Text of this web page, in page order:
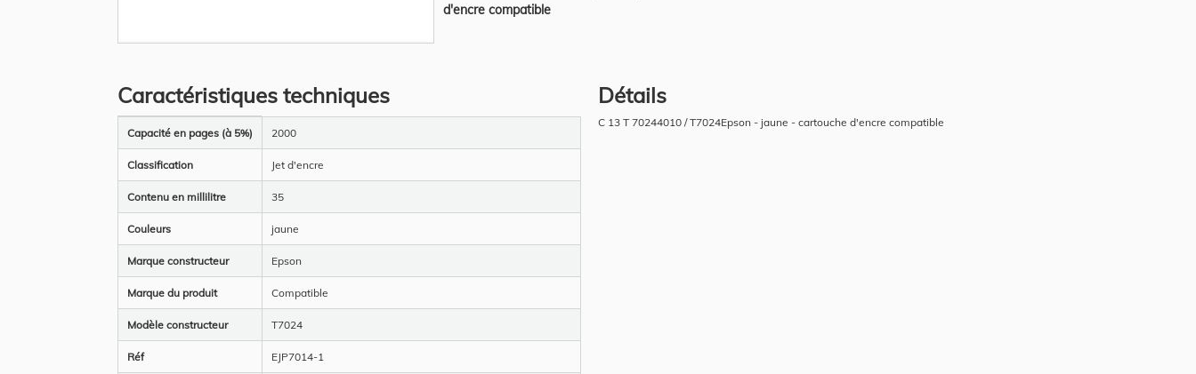
beginning
of
the
images
gallery
d'encre compatible
Caractéristiques techniques
d’information
Capacité en pages (à 5%) 2000
Classification Jet d'encre
Contenu en millilitre 35
Couleurs jaune
Marque constructeur Epson
Marque du produit Compatible
Modèle constructeur T7024
Réf EJP7014-1
Détails
C 13 T 70244010 / T7024Epson - jaune - cartouche d'encre compatible